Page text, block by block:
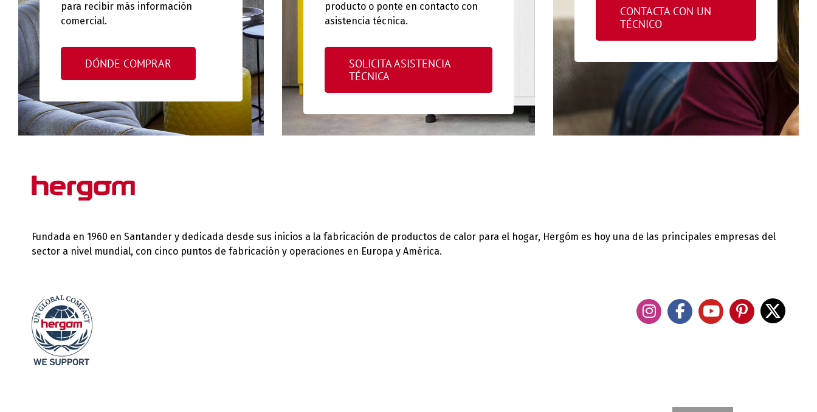
para recibir más información
comercial.
DÓNDE COMPRAR
producto o ponte en contacto con
asistencia técnica.
SOLICITA ASISTENCIA
TÉCNICA
CONTACTA CON UN
TÉCNICO
Fundada en 1960 en Santander y dedicada desde sus inicios a la fabricación de productos de calor para el hogar, Hergóm es hoy una de las principales empresas del
sector a nivel mundial, con cinco puntos de fabricación y operaciones en Europa y América.